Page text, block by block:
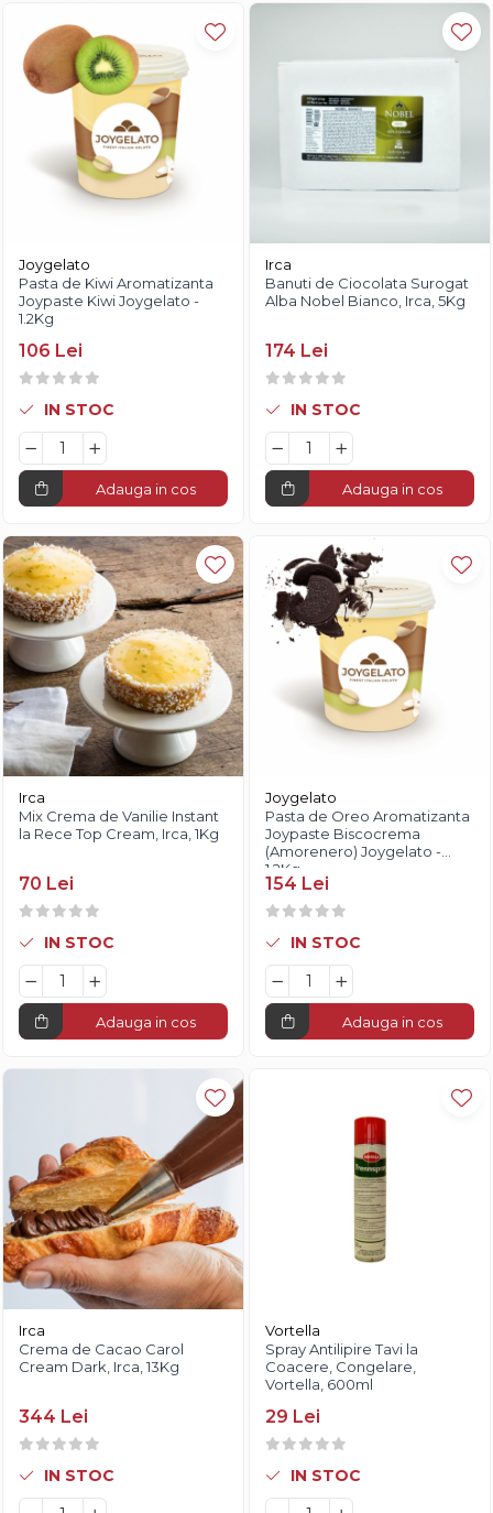
Joygelato
Pasta de Kiwi Aromatizanta
Joypaste Kiwi Joygelato -
1.2Kg
106 Lei
IN STOC
Adauga in cos
Irca
Banuti de Ciocolata Surogat
Alba Nobel Bianco, Irca, 5Kg
174 Lei
IN STOC
Adauga in cos
Irca
Mix Crema de Vanilie Instant
la Rece Top Cream, Irca, 1Kg
70 Lei
IN STOC
Adauga in cos
Joygelato
Pasta de Oreo Aromatizanta
Joypaste Biscocrema
(Amorenero) Joygelato -
1.2Kg
154 Lei
IN STOC
Adauga in cos
Irca
Crema de Cacao Carol
Cream Dark, Irca, 13Kg
344 Lei
IN STOC
Vortella
Spray Antilipire Tavi la
Coacere, Congelare,
Vortella, 600ml
29 Lei
IN STOC